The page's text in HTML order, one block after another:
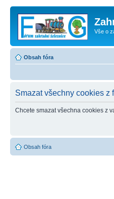
Vše o
Obsah fóra
Smazat všechny cookies z
Chcete smazat všechna cookies z
Obsah fóra